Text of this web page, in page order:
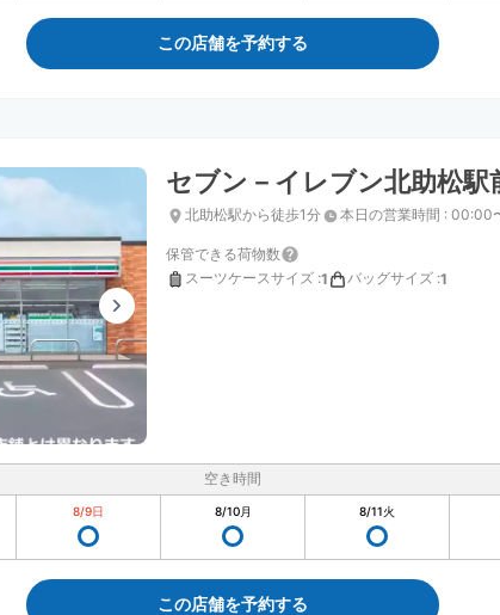
この店舗を予約する
セブン－イレブン北助松駅
北助松駅から徒歩1分 本日の営業時間 : 00:00
保管できる荷物数
スーツケースサイズ :1 バッグサイズ :1
空き時間
8/9日 8/10月 8/11火
この店舗を予約する